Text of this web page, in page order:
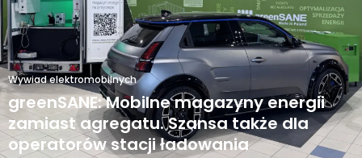
Wywiad elektromobilnych
greenSANE: Mobilne magazyny energii
zamiast agregatu. Szansa także dla
operatorów stacji ładowania